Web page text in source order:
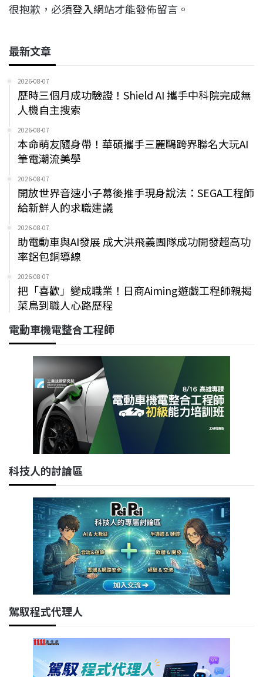
很抱歉，必須登入網站才能發佈留言。
最新文章
2026-08-07
歷時三個月成功驗證！Shield AI 攜手中科院完成無
人機自主搜索
2026-08-07
本命萌友隨身帶！華碩攜手三麗鷗跨界聯名大玩AI
筆電潮流美學
2026-08-07
開放世界音速小子幕後推手現身說法：SEGA工程師
給新鮮人的求職建議
2026-08-07
助電動車與AI發展 成大洪飛義團隊成功開發超高功
率鋁包銅導線
2026-08-07
把「喜歡」變成職業！日商Aiming遊戲工程師親揭
菜鳥到職人心路歷程
電動車機電整合工程師
科技人的討論區
駕馭程式代理人